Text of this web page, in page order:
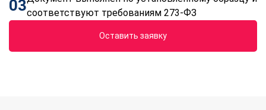
03соответствуют требованиям 273-ФЗ
Оставить заявку